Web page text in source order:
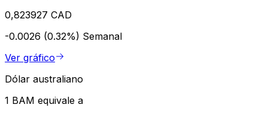
0,823927 CAD
-0.0026 (0.32%) Semanal
Ver gráfico
Dólar australiano
1 BAM equivale a